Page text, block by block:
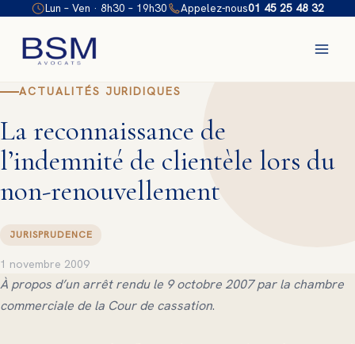
contenu
Lun – Ven · 8h30 – 19h30 Appelez-nous01 45 25 48 32
ACTUALITÉS JURIDIQUES
La reconnaissance de
l’indemnité de clientèle lors du
non-renouvellement
JURISPRUDENCE
1 novembre 2009
À propos d’un arrêt rendu le 9 octobre 2007 par la chambre
commerciale de la Cour de cassation.